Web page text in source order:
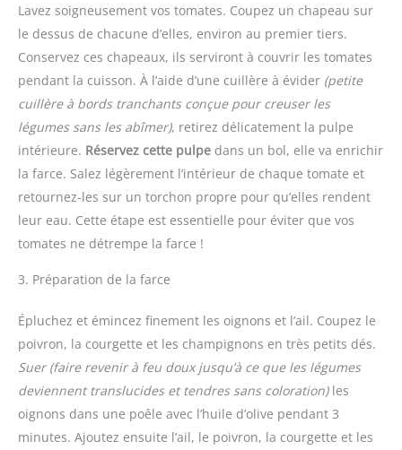
Lavez soigneusement vos tomates. Coupez un chapeau sur
le dessus de chacune d’elles, environ au premier tiers.
Conservez ces chapeaux, ils serviront à couvrir les tomates
pendant la cuisson. À l’aide d’une cuillère à évider (petite
cuillère à bords tranchants conçue pour creuser les
légumes sans les abîmer), retirez délicatement la pulpe
intérieure. Réservez cette pulpe dans un bol, elle va enrichir
la farce. Salez légèrement l’intérieur de chaque tomate et
retournez-les sur un torchon propre pour qu’elles rendent
leur eau. Cette étape est essentielle pour éviter que vos
tomates ne détrempe la farce !
3. Préparation de la farce
Épluchez et émincez finement les oignons et l’ail. Coupez le
poivron, la courgette et les champignons en très petits dés.
Suer (faire revenir à feu doux jusqu’à ce que les légumes
deviennent translucides et tendres sans coloration)les
oignons dans une poêle avec l’huile d’olive pendant 3
minutes. Ajoutez ensuite l’ail, le poivron, la courgette et les